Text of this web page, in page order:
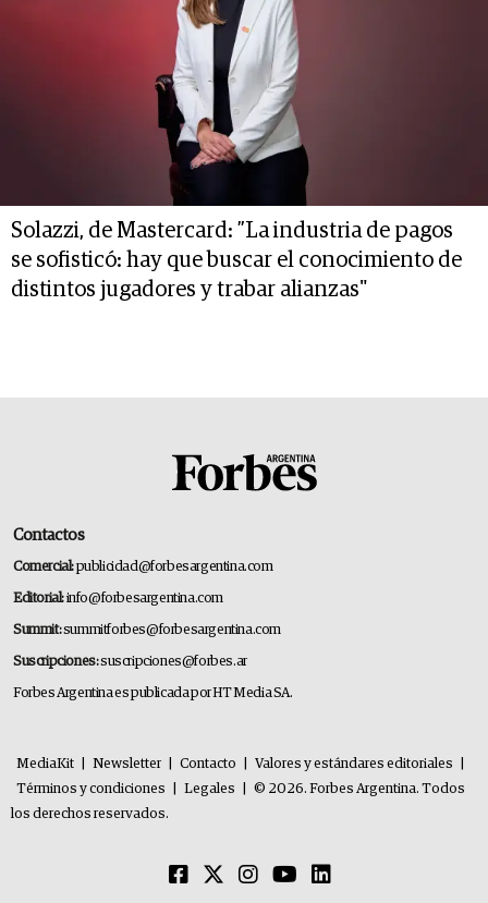
Solazzi, de Mastercard: ”La industria de pagos
se sofisticó: hay que buscar el conocimiento de
distintos jugadores y trabar alianzas"
Contactos
Comercial:publicidad@forbesargentina.com
Editorial:info@forbesargentina.com
Summit:summitforbes@forbesargentina.com
Suscripciones:suscripciones@forbes.ar
Forbes Argentina es publicada por HT Media SA.
MediaKit Newsletter Contacto Valores y estándares editoriales
Términos y condiciones
Legales
© 2026. Forbes Argentina. Todos
los derechos reservados.